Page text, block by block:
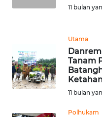
11 bulan
Utama
Tanam
11 bulan
Polhukam
WN
MALUT
WN